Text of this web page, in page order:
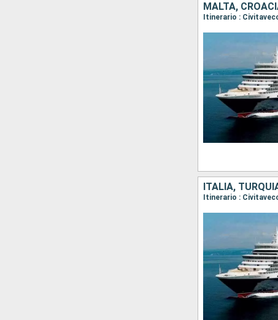
MALTA,
ITALIA,